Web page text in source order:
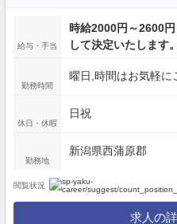
給与・手当
時給2000円～2600
して決定いたします
勤務時間
曜日,時間はお気軽に
休日・休暇
日祝
勤務地
新潟県西蒲原郡
閲覧状況
求人の